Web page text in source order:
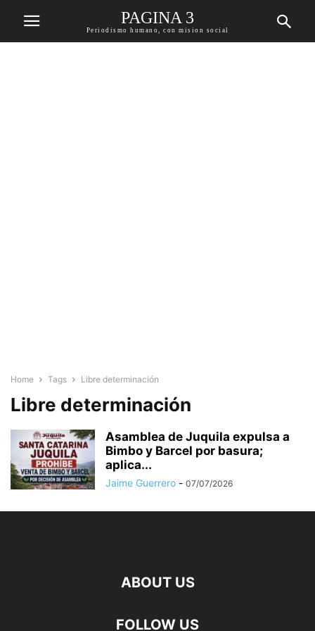
PAGINA 3
Periodismo humano, con mision social
Home Tags Libre determinación
Libre determinación
Asamblea de Juquila expulsa a
Bimbo y Barcel por basura;
aplica...
Jaime Guerrero - 07/07/2026
ABOUT US
FOLLOW US